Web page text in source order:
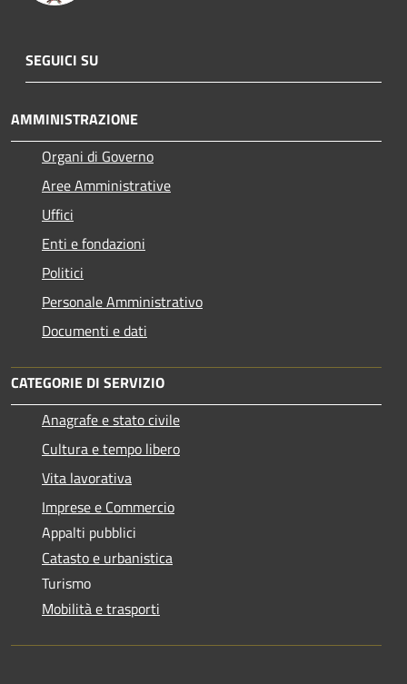
SEGUICI SU
AMMINISTRAZIONE
Organi di Governo
Aree Amministrative
Uffici
Enti e fondazioni
Politici
Personale Amministrativo
Documenti e dati
CATEGORIE DI SERVIZIO
Anagrafe e stato civile
Cultura e tempo libero
Vita lavorativa
Imprese e Commercio
Appalti pubblici
Catasto e urbanistica
Turismo
Mobilità e trasporti